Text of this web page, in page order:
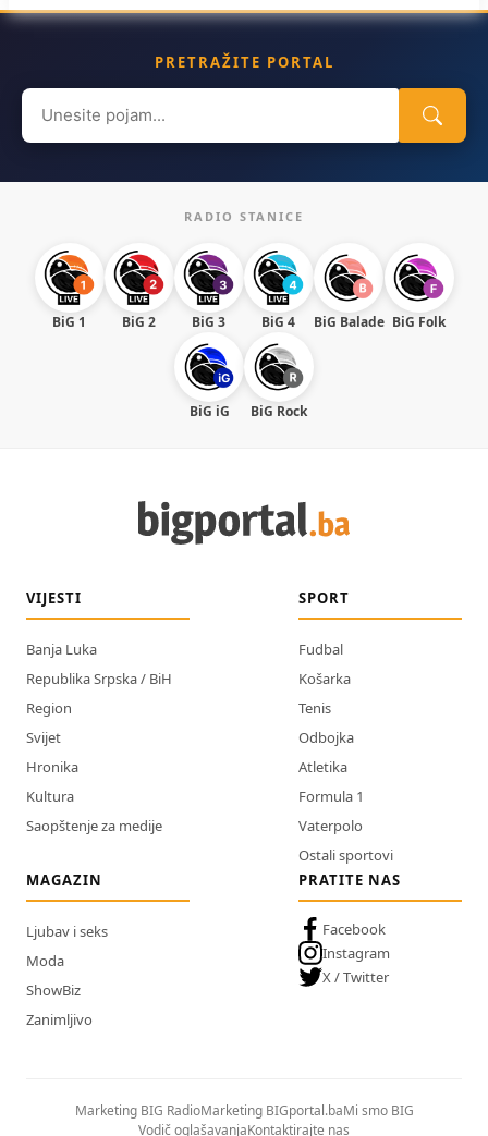
PRETRAŽITE PORTAL
Search
for:
RADIO STANICE
BiG 1 BiG 2 BiG 3 BiG 4 BiG Balade BiG Folk
BiG iG BiG Rock
VIJESTI
Banja Luka
Republika Srpska / BiH
Region
Svijet
Hronika
Kultura
Saopštenje za medije
SPORT
Fudbal
Košarka
Tenis
Odbojka
Atletika
Formula 1
Vaterpolo
Ostali sportovi
MAGAZIN
Ljubav i seks
Moda
ShowBiz
Zanimljivo
PRATITE NAS
Facebook
Instagram
X / Twitter
Marketing BIG RadioMarketing BIGportal.baMi smo BIG
Vodič oglašavanjaKontaktirajte nas